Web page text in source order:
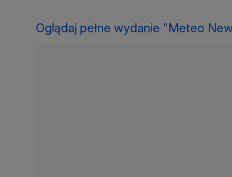
Oglądaj pełne wydanie "Meteo